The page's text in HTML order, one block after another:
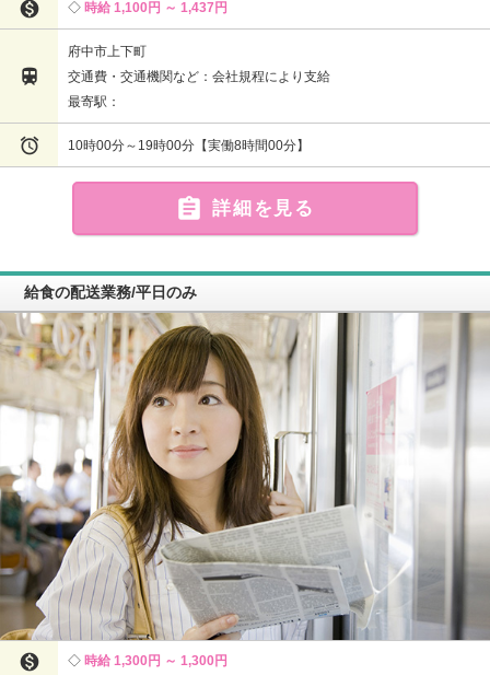
 時給 1,100円 ～ 1,437円

府中市上下町
交通費・交通機関など：会社規程により支給
最寄駅：
 10時00分～19時00分【実働8時間00分】
 詳細を見る
給食の配送業務/平日のみ
 時給 1,300円 ～ 1,300円